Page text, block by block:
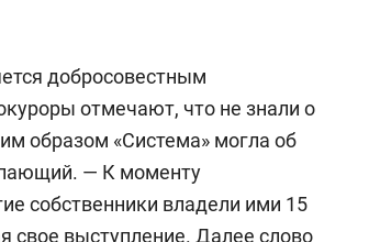
добросовестным
отмечают, что не знали о
образом «Система» могла об
— К моменту
собственники владели ими 15
свое выступление. Далее слово